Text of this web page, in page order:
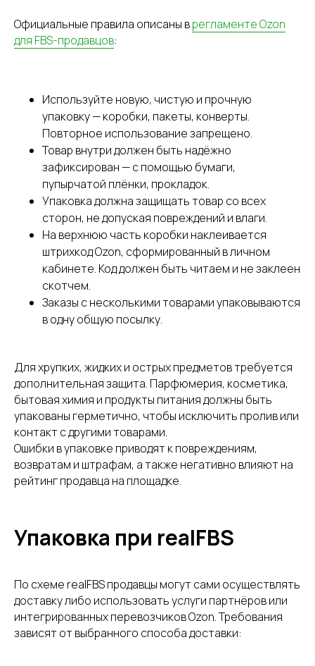
Официальные правила описаны врегламенте Ozon
для FBS-продавцов:
Используйте новую, чистую и прочную
упаковку — коробки, пакеты, конверты.
Повторное использование запрещено.
Товар внутри должен быть надёжно
зафиксирован — с помощью бумаги,
пупырчатой плёнки, прокладок.
Упаковка должна защищать товар со всех
сторон, не допуская повреждений и влаги.
На верхнюю часть коробки наклеивается
штрихкод Ozon, сформированный в личном
кабинете. Код должен быть читаем и не заклеен
скотчем.
Заказы с несколькими товарами упаковываются
в одну общую посылку.
Для хрупких, жидких и острых предметов требуется
дополнительная защита. Парфюмерия, косметика,
бытовая химия и продукты питания должны быть
упакованы герметично, чтобы исключить пролив или
контакт с другими товарами.
Ошибки в упаковке приводят к повреждениям,
возвратам и штрафам, а также негативно влияют на
рейтинг продавца на площадке.
Упаковка при realFBS
По схеме realFBS продавцы могут сами осуществлять
доставку либо использовать услуги партнёров или
интегрированных перевозчиков Ozon. Требования
зависят от выбранного способа доставки: